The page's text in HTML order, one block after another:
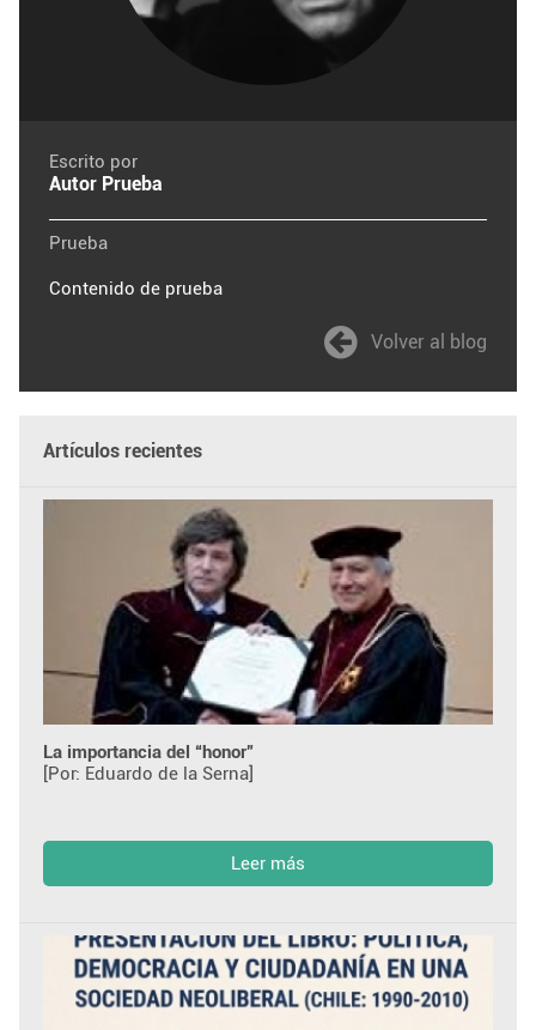
Escrito por
Autor Prueba
Prueba
Contenido de prueba
Volver al blog
Artículos recientes
La importancia del “honor”
[Por: Eduardo de la Serna]
Leer más